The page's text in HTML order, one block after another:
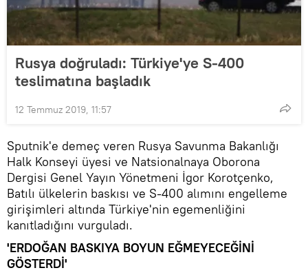
Rusya doğruladı: Türkiye'ye S-400
teslimatına başladık
12 Temmuz 2019, 11:57
Sputnik'e demeç veren Rusya Savunma Bakanlığı
Halk Konseyi üyesi ve Natsionalnaya Oborona
Dergisi Genel Yayın Yönetmeni İgor Korotçenko,
Batılı ülkelerin baskısı ve S-400 alımını engelleme
girişimleri altında Türkiye'nin egemenliğini
kanıtladığını vurguladı.
'ERDOĞAN BASKIYA BOYUN EĞMEYECEĞİNİ
GÖSTERDİ'